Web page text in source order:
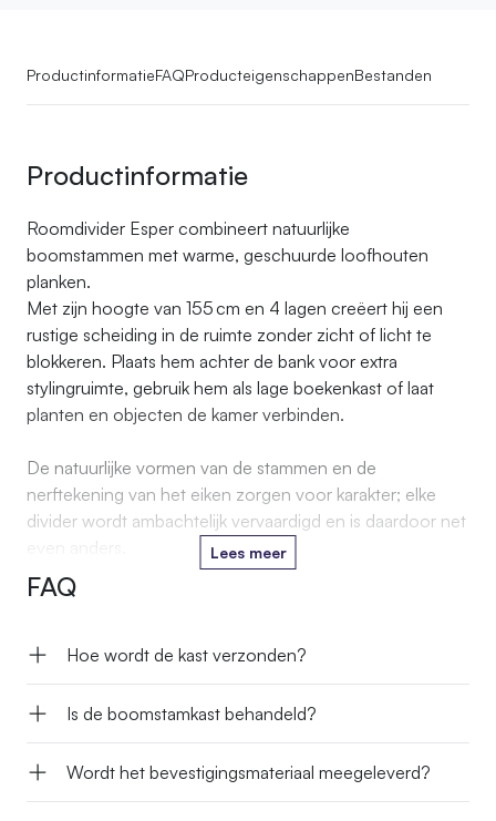
ProductinformatieFAQProducteigenschappenBestanden
Productinformatie
Roomdivider Esper combineert natuurlijke
boomstammen met warme, geschuurde loofhouten
planken.
Met zijn hoogte van 155 cm en 4 lagen creëert hij een
rustige scheiding in de ruimte zonder zicht of licht te
blokkeren. Plaats hem achter de bank voor extra
stylingruimte, gebruik hem als lage boekenkast of laat
planten en objecten de kamer verbinden.
De natuurlijke vormen van de stammen en de
nerftekening van het eiken zorgen voor karakter; elke
divider wordt ambachtelijk vervaardigd en is daardoor net
even anders.
Lees meer
FAQ
Hoe wordt de kast verzonden?
Is de boomstamkast behandeld?
Wordt het bevestigingsmateriaal meegeleverd?